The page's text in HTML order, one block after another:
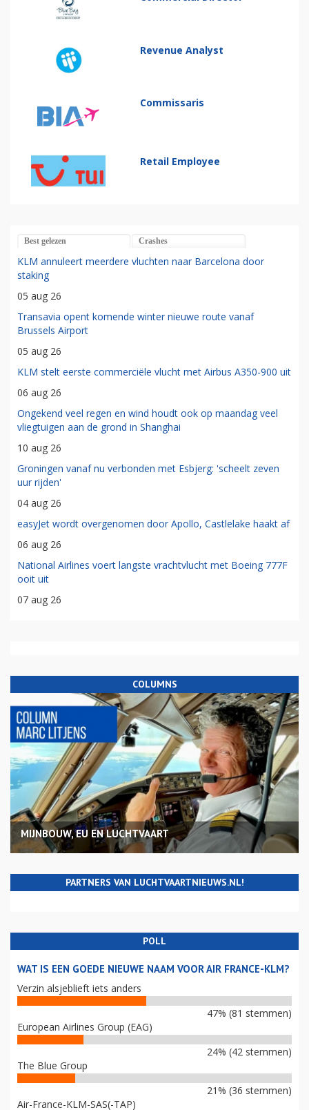
Revenue Analyst
Commissaris
Retail Employee
Best gelezen Crashes
KLM annuleert meerdere vluchten naar Barcelona door
staking
05 aug 26
Transavia opent komende winter nieuwe route vanaf
Brussels Airport
05 aug 26
KLM stelt eerste commerciële vlucht met Airbus A350-900 uit
06 aug 26
Ongekend veel regen en wind houdt ook op maandag veel
vliegtuigen aan de grond in Shanghai
10 aug 26
Groningen vanaf nu verbonden met Esbjerg: 'scheelt zeven
uur rijden'
04 aug 26
easyJet wordt overgenomen door Apollo, Castlelake haakt af
06 aug 26
National Airlines voert langste vrachtvlucht met Boeing 777F
ooit uit
07 aug 26
COLUMNS
MIJNBOUW, EU EN LUCHTVAART
PARTNERS VAN LUCHTVAARTNIEUWS.NL!
POLL
WAT IS EEN GOEDE NIEUWE NAAM VOOR AIR FRANCE-KLM?
Verzin alsjeblieft iets anders
47% (81 stemmen)
European Airlines Group (EAG)
24% (42 stemmen)
The Blue Group
21% (36 stemmen)
Air-France-KLM-SAS(-TAP)